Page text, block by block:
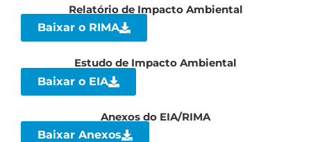
Relatório de Impacto Ambiental
Baixar o RIMA
Estudo de Impacto Ambiental
Baixar o EIA
Anexos do EIA/RIMA
Baixar Anexos